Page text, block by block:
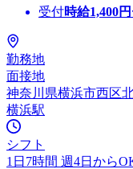
受付時給1,400
勤務地
面接地
神奈川県横浜市西区
横浜駅
シフト
1日7時間 週4日から